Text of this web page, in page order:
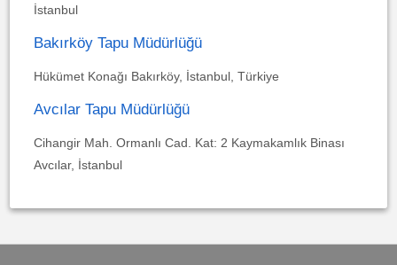
İstanbul
Bakırköy Tapu Müdürlüğü
Hükümet Konağı Bakırköy, İstanbul, Türkiye
Avcılar Tapu Müdürlüğü
Cihangir Mah. Ormanlı Cad. Kat: 2 Kaymakamlık Binası
Avcılar, İstanbul